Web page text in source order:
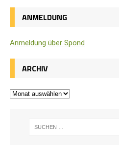
ANMELDUNG
Anmel­dung über Spond
ARCHIV